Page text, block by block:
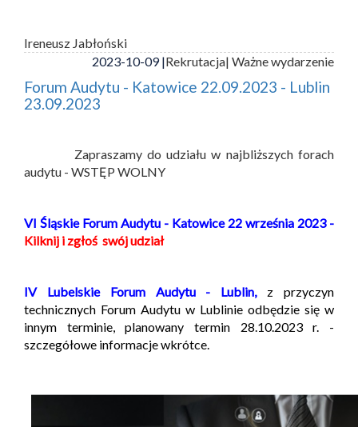
Ireneusz Jabłoński
2023-10-09 |Rekrutacja| Ważne wydarzenie
Forum Audytu - Katowice 22.09.2023 - Lublin
23.09.2023
Zapraszamy do udziału w najbliższych forach
audytu - WSTĘP WOLNY
VI Śląskie Forum Audytu - Katowice 22 września 2023 -
Kilknij i zgłoś swój udział
IV Lubelskie Forum Audytu - Lublin,
z przyczyn
technicznych Forum Audytu w Lublinie odbędzie się w
innym terminie, planowany termin 28.10.2023 r. -
szczegółowe informacje wkrótce.